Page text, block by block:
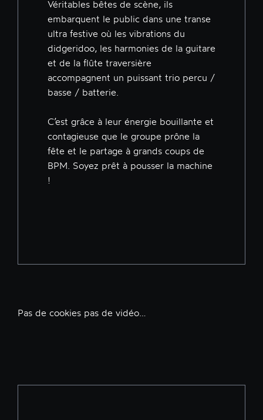
Véritables bêtes de scène, ils
embarquent le public dans une transe
ultra festive où les vibrations du
didgeridoo, les harmonies de la guitare
et de la flûte traversière
accompagnent un puissant trio percu /
basse / batterie.
C’est grâce à leur énergie bouillante et
contagieuse que le groupe prône la
fête et le partage à grands coups de
BPM. Soyez prêt à pousser la machine
!
Pas de cookies pas de vidéo…